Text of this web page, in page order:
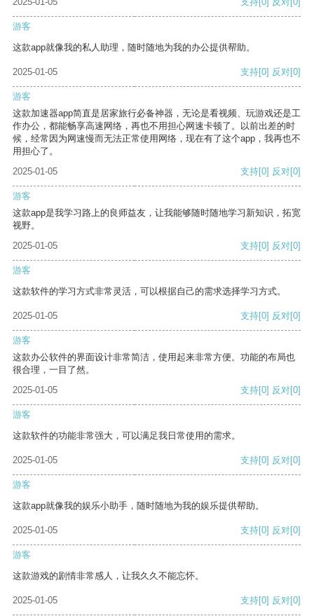
游客
这款app就像我的私人助理，随时随地为我的办公提供帮助。
2025-01-05 支持[0] 反对[0]
游客
这款加速器app简直是居家旅行必备神器，无论是看视频、玩游戏还是工
作办公，都能畅享高速网络，再也不用担心网速卡顿了。以前出差的时
候，经常因为网速慢而无法正常使用网络，现在有了这个app，我再也不
用担心了。
2025-01-05
支持[0] 反对[0]
游客
这款app是我学习路上的良师益友，让我能够随时随地学习新知识，拓宽
视野。
2025-01-05
支持[0] 反对[0]
游客
这款软件的学习方式非常灵活，可以根据自己的需求选择学习方式。
2025-01-05 支持[0] 反对[0]
游客
这款办公软件的界面设计非常简洁，使用起来非常方便。功能的布局也
很合理，一目了然。
2025-01-05
支持[0] 反对[0]
游客
这款软件的功能非常强大，可以满足我日常使用的需求。
2025-01-05 支持[0] 反对[0]
游客
这款app就像我的娱乐小助手，随时随地为我的娱乐提供帮助。
2025-01-05 支持[0] 反对[0]
游客
这款游戏的剧情非常感人，让我久久不能忘怀。
2025-01-05 支持[0] 反对[0]